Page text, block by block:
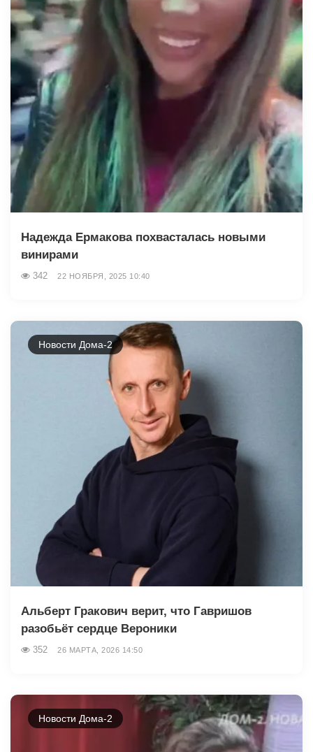
Надежда Ермакова похвасталась новыми
винирами
342 22 НОЯБРЯ, 2025 10:40
Новости Дома-2
Альберт Гракович верит, что Гавришов
разобьёт сердце Вероники
352 26 МАРТА, 2026 14:50
Новости Дома-2